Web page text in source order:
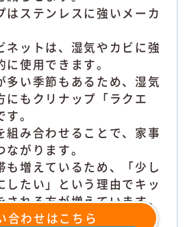
はステンレスに強いメーカ
ネットは、湿気やカビに強
使用できます。
多い季節もあるため、湿気
にもクリナップ「ラクエ
。
組み合わせることで、家事
がります。
も増えているため、「少し
したい」という理由でキッ
れる方が増えています。
わせはこちら